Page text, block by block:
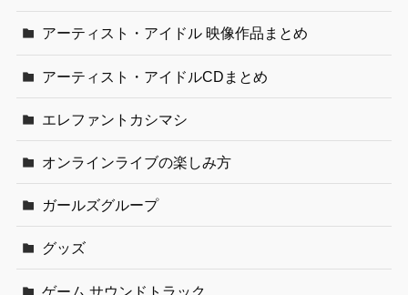
アーティスト・アイドル 映像作品まとめ
アーティスト・アイドルCDまとめ
エレファントカシマシ
オンラインライブの楽しみ方
ガールズグループ
グッズ
ゲーム サウンドトラック